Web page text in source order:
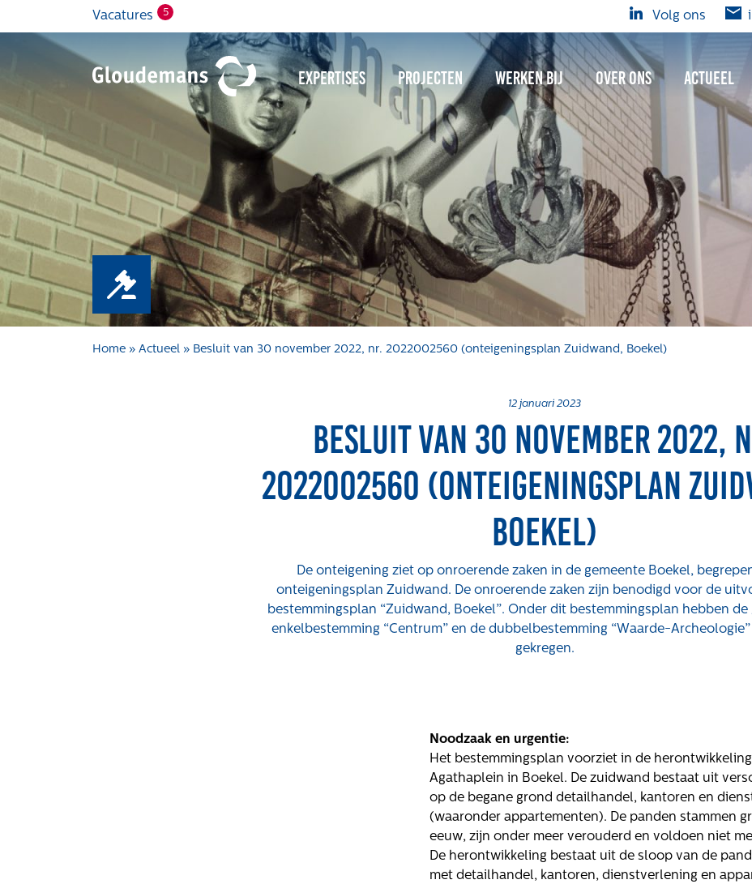
Vacatures 5 Volg ons
Expertises Projecten Werken bij Over ons Actueel
Home » Actueel » Besluit van 30 november 2022, nr. 2022002560 (onteigeningsplan Zuidwand, Boekel)
12 januari 2023
Besluit van 30 november 2022,
2022002560 (onteigeningsplan
Boekel)
De onteigening ziet op onroerende zaken in de gemeente Boekel,
onteigeningsplan Zuidwand. De onroerende zaken zijn benodigd voor de
bestemmingsplan “Zuidwand, Boekel”. Onder dit bestemmingsplan hebben
enkelbestemming “Centrum” en de dubbelbestemming “Waarde-
gekregen.
Noodzaak en urgentie:
Het bestemmingsplan voorziet in de
Agathaplein in Boekel. De zuidwand bestaat uit
op de begane grond detailhandel, kantoren en
(waaronder appartementen). De panden stammen
eeuw, zijn onder meer verouderd en voldoen niet
De herontwikkeling bestaat uit de sloop van de
met detailhandel, kantoren, dienstverlening en